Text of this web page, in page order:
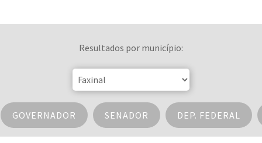
Resultados por município:
GOVERNADOR SENADOR DEP. FEDERAL